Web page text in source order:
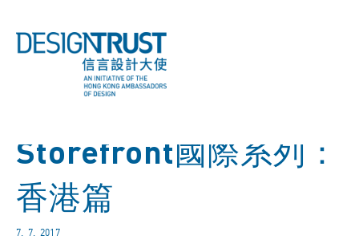
Storefront國際系列：
香港篇
7. 7. 2017